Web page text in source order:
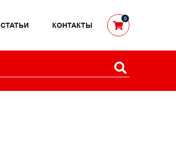
СТАТЬИ КОНТАКТЫ
0